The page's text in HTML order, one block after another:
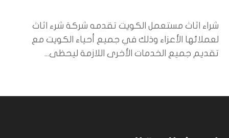
شراء اثاث مستعمل الكويت تقدمه شركة شرء اثاث
لعملائها الأعزاء وذلك في جميع أحياء الكويت مع
تقديم جميع الخدمات الأخرى اللازمة ليحظى...